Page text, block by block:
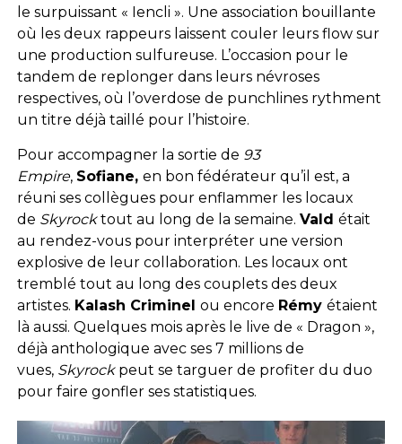
le surpuissant « Iencli ». Une association bouillante
où les deux rappeurs laissent couler leurs flow sur
une production sulfureuse. L’occasion pour le
tandem de replonger dans leurs névroses
respectives, où l’overdose de punchlines rythment
un titre déjà taillé pour l’histoire.
Pour accompagner la sortie de 93
Empire, Sofiane, en bon fédérateur qu’il est, a
réuni ses collègues pour enflammer les locaux
de Skyrocktout au long de la semaine. Vald était
au rendez-vous pour interpréter une version
explosive de leur collaboration. Les locaux ont
tremblé tout au long des couplets des deux
artistes. Kalash Criminel ou encore Rémy étaient
là aussi. Quelques mois après le live de « Dragon »,
déjà anthologique avec ses 7 millions de
vues, Skyrock peut se targuer de profiter du duo
pour faire gonfler ses statistiques.